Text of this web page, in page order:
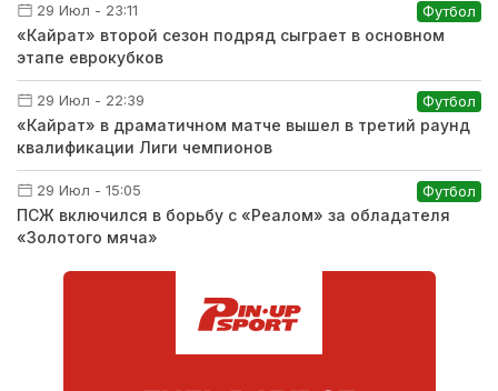
29 Июл - 23:11 Футбол
«Кайрат» второй сезон подряд сыграет в основном
этапе еврокубков
29 Июл - 22:39 Футбол
«Кайрат» в драматичном матче вышел в третий раунд
квалификации Лиги чемпионов
29 Июл - 15:05 Футбол
ПСЖ включился в борьбу с «Реалом» за обладателя
«Золотого мяча»